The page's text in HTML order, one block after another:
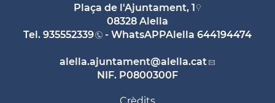
Plaça de l'Ajuntament, 1
08328 Alella
Tel. 935552339 - WhatsAPPAlella 644194474
alella.ajuntament@alella.cat
NIF. P0800300F